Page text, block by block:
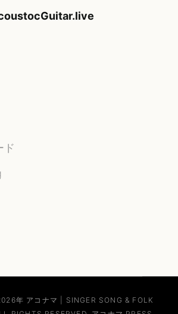
ド
年 アコナマ | SINGER SONG & FOLK